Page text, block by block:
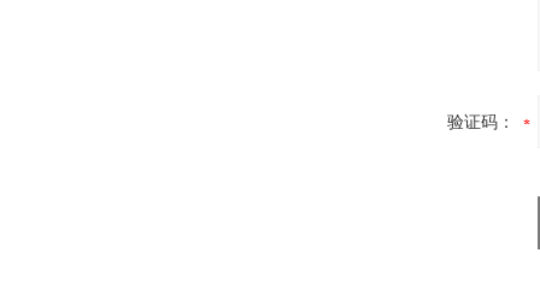
验证码：